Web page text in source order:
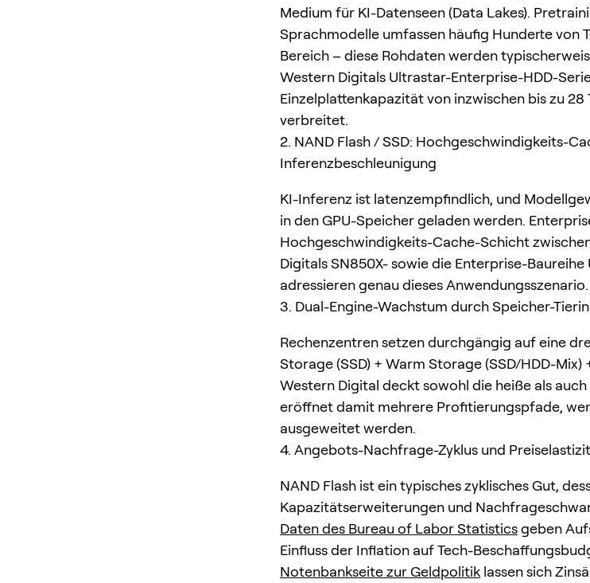
Medium für KI-Datenseen (Data Lakes).
Sprachmodelle umfassen häufig Hunderte von
Bereich – diese Rohdaten werden
Western Digitals Ultrastar-Enterprise-HDD-
Einzelplattenkapazität von inzwischen bis zu 28
verbreitet.
2. NAND Flash / SSD: Hochgeschwindigkeits-
Inferenzbeschleunigung
KI-Inferenz ist latenzempfindlich, und
in den GPU-Speicher geladen werden.
Hochgeschwindigkeits-Cache-Schicht
Digitals SN850X- sowie die Enterprise-
adressieren genau dieses Anwendungsszenario.
3. Dual-Engine-Wachstum durch Speicher-
Rechenzentren setzen durchgängig auf eine
Storage (SSD) + Warm Storage (SSD/HDD-Mix)
Western Digital deckt sowohl die heiße als
eröffnet damit mehrere Profitierungspfade,
ausgeweitet werden.
4. Angebots-Nachfrage-Zyklus und
NAND Flash ist ein typisches zyklisches Gut,
Kapazitätserweiterungen und
Daten des Bureau of Labor Statisticsgeben
Einfluss der Inflation auf Tech-
Notenbankseite zur Geldpolitik lassen sich